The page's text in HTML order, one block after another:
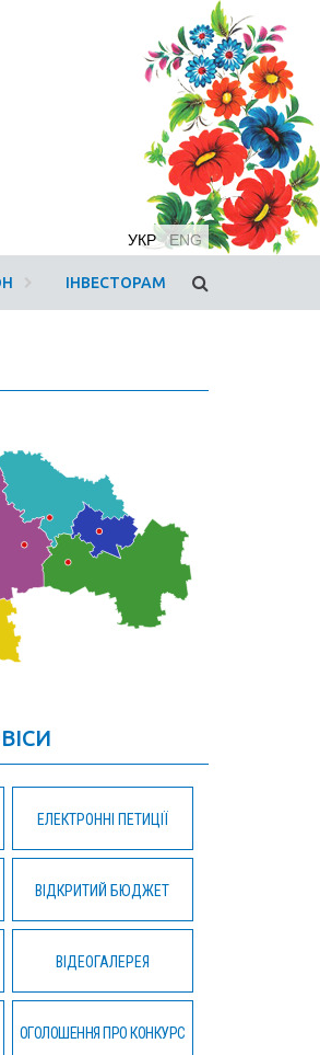
УКР ENG
ІНВЕСТОРАМ
ЕЛЕКТРОННІ ПЕТИЦІЇ
ВІДКРИТИЙ БЮДЖЕТ
ВІДЕОГАЛЕРЕЯ
ОГОЛОШЕННЯ ПРО КОНКУРС